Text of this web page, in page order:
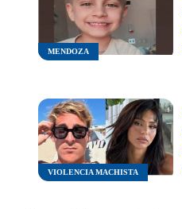
MENDOZA
VIOLENCIA MACHISTA